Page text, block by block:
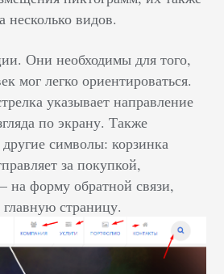
несколько видов.
Они необходимы для того,
мог легко ориентироваться.
указывает направление
по экрану. Также
символы: корзинка
за покупкой,
на форму обратной связи,
страницу.